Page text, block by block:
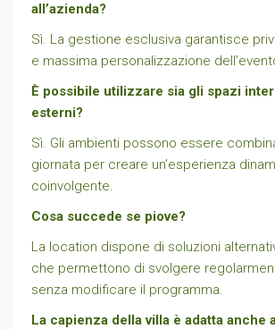
all’azienda?
Sì. La gestione esclusiva garantisce
e massima personalizzazione
È possibile utilizzare sia gli spazi
esterni?
Sì. Gli ambienti possono essere
giornata per creare un’esperienza
coinvolgente.
Cosa succede se piove?
La location dispone di soluzioni
che permettono di svolgere
senza modificare il programma.
La capienza della villa è adatta anche